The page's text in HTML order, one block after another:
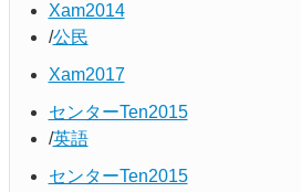
Xam2014
公民
Xam2017
センターTen2015
英語
センターTen2015